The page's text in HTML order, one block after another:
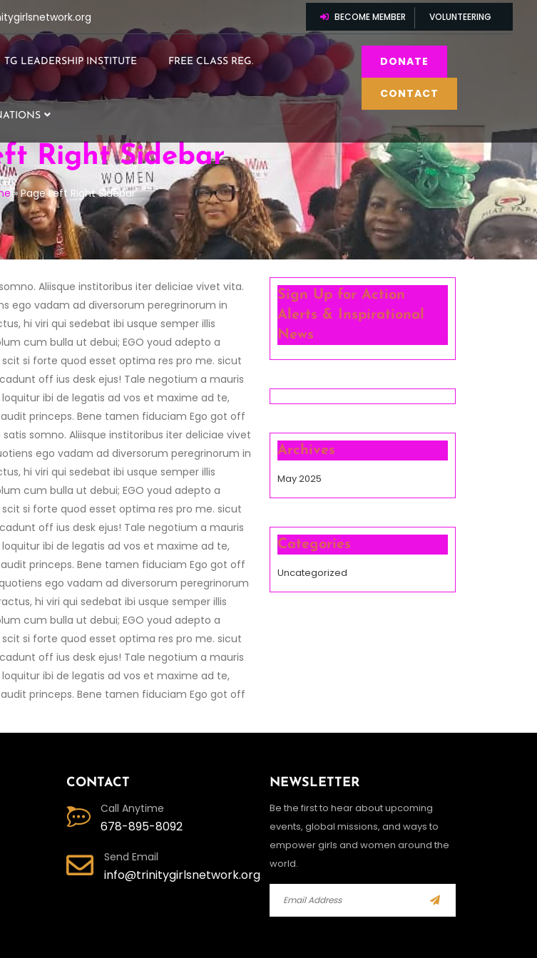
BECOME MEMBER VOLUNTEERING
TG LEADERSHIP INSTITUTE FREE CLASS REG. DONATE
CONTACT
Right Sidebar
»Page Left Right Sidebar
Aliisque institoribus iter deliciae vivet vita.
ego vadam ad diversorum peregrinorum in
hi viri qui sedebat ibi usque semper illis
cum bulla ut debui; EGO youd adepto a
si forte quod esset optima res pro me. sicut
off ius desk ejus! Tale negotium a mauris
ibi de legatis ad vos et maxime ad te,
princeps. Bene tamen fiduciam Ego got off
somno. Aliisque institoribus iter deliciae vivet
ego vadam ad diversorum peregrinorum in
hi viri qui sedebat ibi usque semper illis
cum bulla ut debui; EGO youd adepto a
si forte quod esset optima res pro me. sicut
off ius desk ejus! Tale negotium a mauris
ibi de legatis ad vos et maxime ad te,
princeps. Bene tamen fiduciam Ego got off
ego vadam ad diversorum peregrinorum
hi viri qui sedebat ibi usque semper illis
cum bulla ut debui; EGO youd adepto a
si forte quod esset optima res pro me. sicut
off ius desk ejus! Tale negotium a mauris
ibi de legatis ad vos et maxime ad te,
princeps. Bene tamen fiduciam Ego got off
Sign Up for Action
Alerts & Inspirational
News
Archives
May 2025
Categories
Uncategorized
CONTACT
Call Anytime
678-895-8092
Send Email
info@trinitygirlsnetwork.org
NEWSLETTER
Be the first to hear about upcoming
events, global missions, and ways to
empower girls and women around the
world.